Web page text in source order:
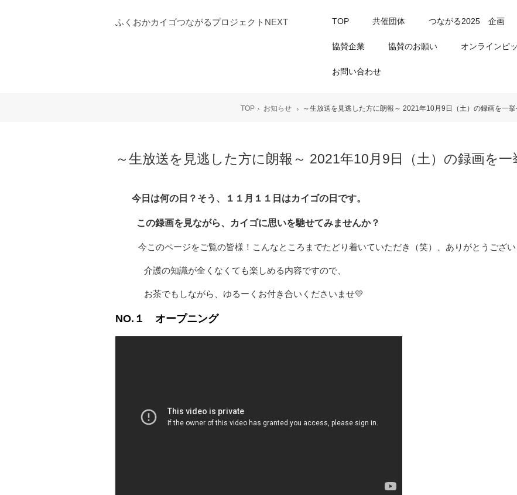
ふくおかカイゴつながるプロジェクトNEXT TOP 共催団体 つながる2025 企画
協賛企業 協賛のお願い オンラインピ
お問い合わせ
TOP お知らせ ～生放送を見逃した方に朗報～ 2021年10月9日（土）の録画を一挙
～生放送を見逃した方に朗報～ 2021年10月9日（土）の録画を一
今日は何の日？そう、１１月１１日はカイゴの日です。
この録画を見ながら、カイゴに思いを馳せてみませんか？
今このページをご覧の皆様！こんなところまでたどり着いていただき（笑）、ありがとうござい
介護の知識が全くなくても楽しめる内容ですので、
お茶でもしながら、ゆるーくお付き合いくださいませ💛
NO.１ オープニング